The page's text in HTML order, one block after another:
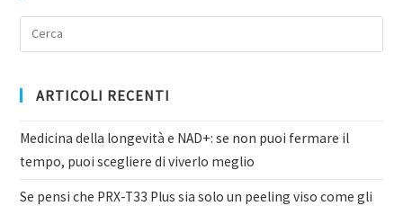
ARTICOLI RECENTI
Medicina della longevità e NAD+: se non puoi fermare il
tempo, puoi scegliere di viverlo meglio
Se pensi che PRX-T33 Plus sia solo un peeling viso come gli